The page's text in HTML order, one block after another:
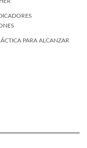
PARA ALCANZAR